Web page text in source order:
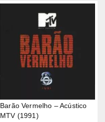
Barão Vermelho – Acústico
MTV (1991)